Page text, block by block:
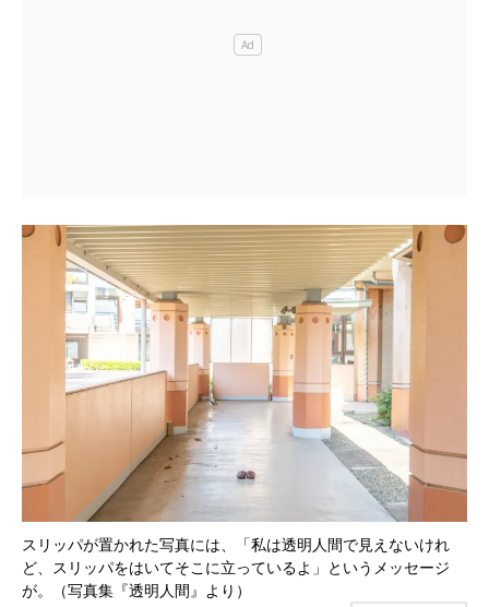
スリッパが置かれた写真には、「私は透明人間で見えないけれ
ど、スリッパをはいてそこに立っているよ」というメッセージ
が。（写真集『透明人間』より）